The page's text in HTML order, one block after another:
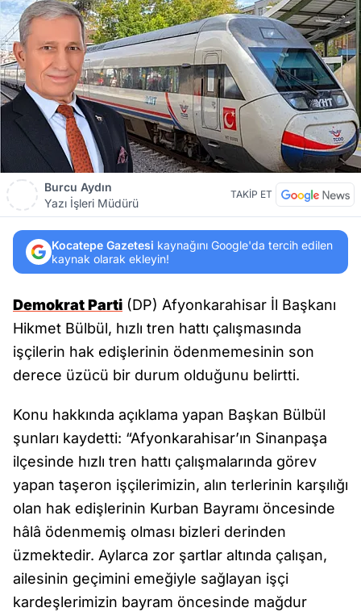
Burcu Aydın
Yazı İşleri Müdürü
TAKİP ET
Kocatepe Gazetesi kaynağını Google'da tercih edilen
kaynak olarak ekleyin!
Demokrat Parti (DP) Afyonkarahisar İl Başkanı
Hikmet Bülbül, hızlı tren hattı çalışmasında
işçilerin hak edişlerinin ödenmemesinin son
derece üzücü bir durum olduğunu belirtti.
Konu hakkında açıklama yapan Başkan Bülbül
şunları kaydetti: “Afyonkarahisar’ın Sinanpaşa
ilçesinde hızlı tren hattı çalışmalarında görev
yapan taşeron işçilerimizin, alın terlerinin karşılığı
olan hak edişlerinin Kurban Bayramı öncesinde
hâlâ ödenmemiş olması bizleri derinden
üzmektedir. Aylarca zor şartlar altında çalışan,
ailesinin geçimini emeğiyle sağlayan işçi
kardeşlerimizin bayram öncesinde mağdur